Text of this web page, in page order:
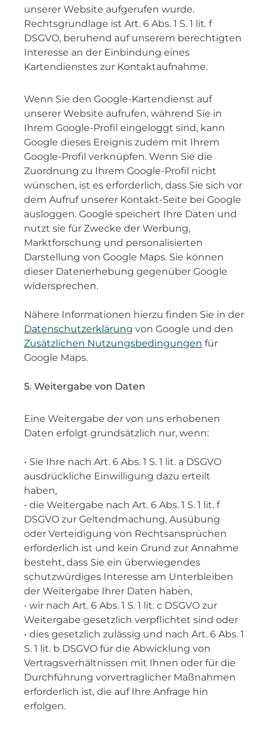
unserer Website aufgerufen wurde.
Rechtsgrundlage ist Art. 6 Abs. 1 S. 1 lit. f
DSGVO, beruhend auf unserem berechtigten
Interesse an der Einbindung eines
Kartendienstes zur Kontaktaufnahme.
Wenn Sie den Google-Kartendienst auf
unserer Website aufrufen, während Sie in
Ihrem Google-Profil eingeloggt sind, kann
Google dieses Ereignis zudem mit Ihrem
Google-Profil verknüpfen. Wenn Sie die
Zuordnung zu Ihrem Google-Profil nicht
wünschen, ist es erforderlich, dass Sie sich vor
dem Aufruf unserer Kontakt-Seite bei Google
ausloggen. Google speichert Ihre Daten und
nutzt sie für Zwecke der Werbung,
Marktforschung und personalisierten
Darstellung von Google Maps. Sie können
dieser Datenerhebung gegenüber Google
widersprechen.
Nähere Informationen hierzu finden Sie in der
Datenschutzerklärung von Google und den
Zusätzlichen Nutzungsbedingungen für
Google Maps.
5. Weitergabe von Daten
Eine Weitergabe der von uns erhobenen
Daten erfolgt grundsätzlich nur, wenn:
• Sie Ihre nach Art. 6 Abs. 1 S. 1 lit. a DSGVO
ausdrückliche Einwilligung dazu erteilt
haben,
• die Weitergabe nach Art. 6 Abs. 1 S. 1 lit. f
DSGVO zur Geltendmachung, Ausübung
oder Verteidigung von Rechtsansprüchen
erforderlich ist und kein Grund zur Annahme
besteht, dass Sie ein überwiegendes
schutzwürdiges Interesse am Unterbleiben
der Weitergabe Ihrer Daten haben,
• wir nach Art. 6 Abs. 1 S. 1 lit. c DSGVO zur
Weitergabe gesetzlich verpflichtet sind oder
• dies gesetzlich zulässig und nach Art. 6 Abs. 1
S. 1 lit. b DSGVO für die Abwicklung von
Vertragsverhältnissen mit Ihnen oder für die
Durchführung vorvertraglicher Maßnahmen
erforderlich ist, die auf Ihre Anfrage hin
erfolgen.